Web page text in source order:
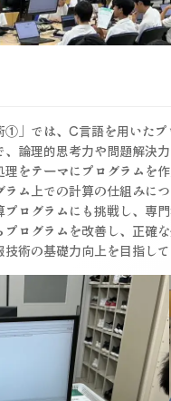
①」では、C言語を用いた
論理的思考力や問題解決力
をテーマにプログラムを
ム上での計算の仕組みに
ログラムにも挑戦し、専
ログラムを改善し、正確
術の基礎力向上を目指して